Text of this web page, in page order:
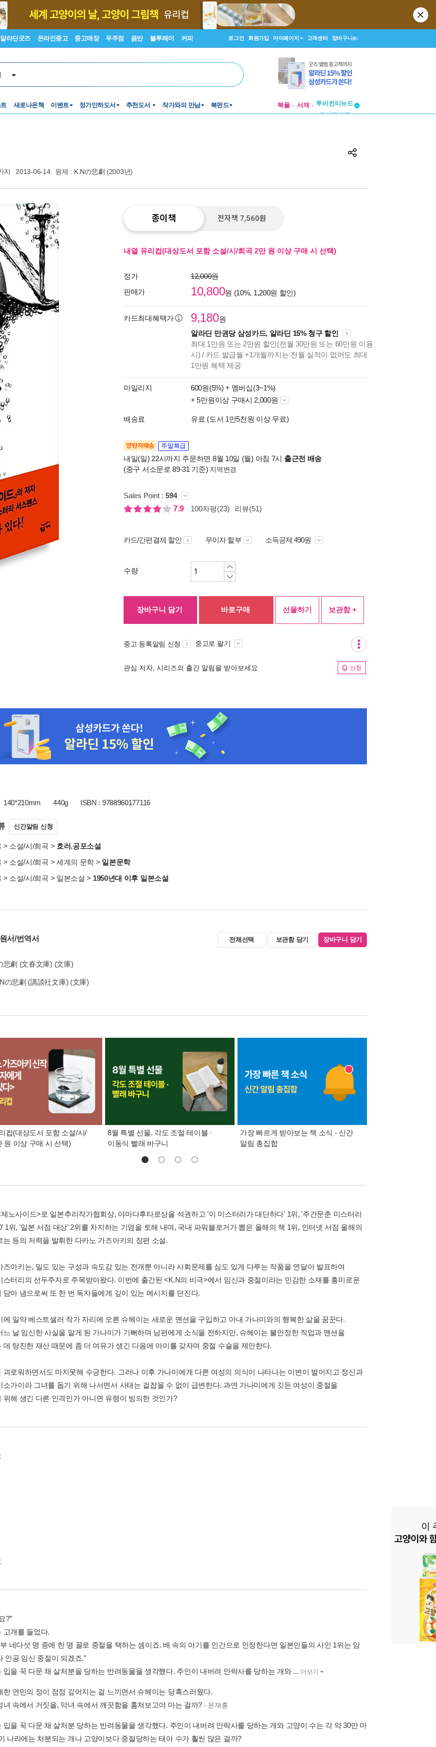
알라딘굿즈 온라인중고 중고매장 우주점 음반 블루레이 커피 로그인 회원가입 마이페이지 고객센터 장바구니(0)
새로나온책 이벤트 정가인하도서 추천도서 작가와의 만남 북펀드 북플 서재
창작플랫폼
지 2013-06-14 원제 : K.Nの悲劇 (2003년)
종이책 전자책 7,560원
내열 유리컵(대상도서 포함 소설/시/희곡 2만 원 이상 구매 시 선택)
정가
12,000원
판매가
10,800원 (10%, 1,200원 할인)
카드최대혜택가 9,180원
알라딘 만권당 삼성카드, 알라딘 15% 청구 할인
최대 1만원 또는 2만원 할인(전월 30만원 또는 60만원 이용
시) / 카드 발급월 +1개월까지는 전월 실적이 없어도 최대
1만원 혜택 제공
마일리지 600원(5%) + 멤버십(3~1%)
+ 5만원이상 구매시 2,000원
배송료 유료 (도서 1만5천원 이상 무료)
양탄자배송 주말특급
내일(일) 22시까지 주문하면 8월 10일 (월) 아침 7시 출근전 배송
(중구 서소문로 89-31 기준) 지역변경
Sales Point : 594
7.9
100자평(23) 리뷰(51)
카드/간편결제 할인 무이자 할부 소득공제 490원
수량
장바구니 담기 바로구매 선물하기 보관함 +
중고 등록알림 신청 중고로 팔기
관심 저자, 시리즈의 출간 알림을 받아보세요 신청
140*210mm 440g ISBN : 9788960177116
신간알림 신청
> 소설/시/희곡 > 호러.공포소설
> 소설/시/희곡 > 세계의 문학 > 일본문학
> 소설/시/희곡 > 일본소설 > 1950년대 이후 일본소설
서/번역서 전체선택 보관함 담기 장바구니 담기
悲劇 (文春文庫) (文庫)
の悲劇 (講談社文庫) (文庫)
컵(대상도서 포함 소설/시/
원 이상 구매 시 선택)
8월 특별 선물. 각도 조절 테이블 ·
이동식 빨래 바구니
가장 빠르게 받아보는 책 소식 - 신간
알림 총집합
노사이드>로 일본추리작가협회상, 야마다후타로상을 석권하고 '이 미스터리가 대단하다' 1위, '주간문춘 미스터리
1위, '일본 서점 대상' 2위를 차지하는 기염을 토해 내며, 국내 파워블로거가 뽑은 올해의 책 1위, 인터넷 서점 올해의
는 등의 저력을 발휘한 다카노 가즈아키의 장편 소설.
즈아키는, 밀도 있는 구성과 속도감 있는 전개뿐 아니라 사회문제를 심도 있게 다루는 작품을 연달아 발표하여
스터리의 선두주자로 주목받아왔다. 이번에 출간된 <K.N의 비극>에서 임신과 중절이라는 민감한 소재를 흥미로운
담아 냄으로써 또 한 번 독자들에게 깊이 있는 메시지를 던진다.
에 일약 베스트셀러 작가 자리에 오른 슈헤이는 새로운 맨션을 구입하고 아내 가나미와의 행복한 삶을 꿈꾼다.
느 날 임신한 사실을 알게 된 가나미가 기뻐하며 남편에게 소식을 전하지만, 슈헤이는 불안정한 직업과 맨션을
데 탕진한 재산 때문에 좀 더 여유가 생긴 다음에 아이를 갖자며 중절 수술을 제안한다.
괴로워하면서도 마지못해 수긍한다. 그러나 이후 가나미에게 다른 여성의 의식이 나타나는 이변이 벌어지고 정신과
소가이라 그녀를 돕기 위해 나서면서 사태는 겉잡을 수 없이 급변한다. 과연 가나미에게 깃든 여성이 중절을
위해 생긴 다른 인격인가 아니면 유령이 빙의한 것인가?
?”
고개를 들었다.
네다섯 명 중에 한 명 꼴로 중절을 택하는 셈이죠. 배 속의 아기를 인간으로 인정한다면 일본인들의 사인 1위는 암
인공 임신 중절이 되겠죠.”
입을 꾹 다문 채 살처분을 당하는 반려동물을 생각했다. 주인이 내버려 안락사를 당하는 개와 ... 더보기
한 연민의 정이 점점 깊어지는 걸 느끼면서 슈헤이는 당혹스러웠다.
녀 속에서 거짓을, 악녀 속에서 깨끗함을 훔쳐보고야 마는 걸까? - 윤재홍
입을 꾹 다문 채 살처분 당하는 반려동물을 생각했다. 주인이 내버려 안락사를 당하는 개와 고양이 수는 각 약 30만 마
나라에는 처분되는 개나 고양이보다 중절당하는 태아 수가 훨씬 많은 걸까?